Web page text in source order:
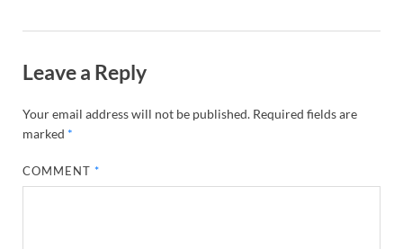
Leave a Reply
Your email address will not be published. Required fields are
marked *
COMMENT*